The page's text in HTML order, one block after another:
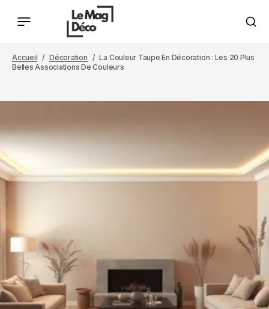
Accueil Décoration
La Couleur Taupe En Décoration : Les 20 Plus
Belles Associations De Couleurs